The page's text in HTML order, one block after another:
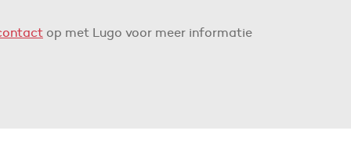
op met Lugo voor meer informatie